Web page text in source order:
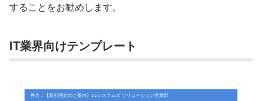
することをお勧めします。
IT業界向けテンプレート
件名：【取引開始のご案内】○○システムズ ソリューション営業部